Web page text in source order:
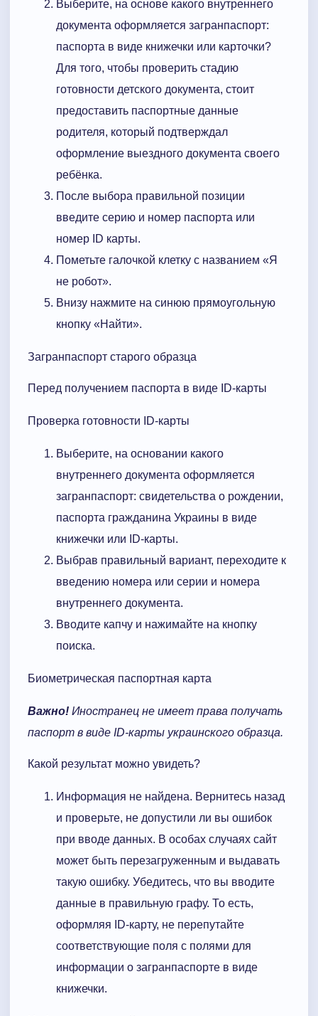
Выберите, на основе какого внутреннего
документа оформляется загранпаспорт:
паспорта в виде книжечки или карточки?
Для того, чтобы проверить стадию
готовности детского документа, стоит
предоставить паспортные данные
родителя, который подтверждал
оформление выездного документа своего
ребёнка.
После выбора правильной позиции
введите серию и номер паспорта или
номер ID карты.
Пометьте галочкой клетку с названием «Я
не робот».
Внизу нажмите на синюю прямоугольную
кнопку «Найти».
Загранпаспорт старого образца
Перед получением паспорта в виде ID-карты
Проверка готовности ID-карты
Выберите, на основании какого
внутреннего документа оформляется
загранпаспорт: свидетельства о рождении,
паспорта гражданина Украины в виде
книжечки или ID-карты.
Выбрав правильный вариант, переходите к
введению номера или серии и номера
внутреннего документа.
Вводите капчу и нажимайте на кнопку
поиска.
Биометрическая паспортная карта
Важно! Иностранец не имеет права получать
паспорт в виде ID-карты украинского образца.
Какой результат можно увидеть?
Информация не найдена. Вернитесь назад
и проверьте, не допустили ли вы ошибок
при вводе данных. В особах случаях сайт
может быть перезагруженным и выдавать
такую ошибку. Убедитесь, что вы вводите
данные в правильную графу. То есть,
оформляя ID-карту, не перепутайте
соответствующие поля с полями для
информации о загранпаспорте в виде
книжечки.